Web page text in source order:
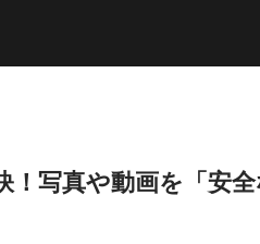
！写真や動画を「安